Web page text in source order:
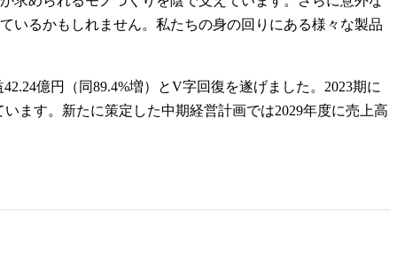
いるかもしれません。私たちの身の回りにある様々な製品
億円（同89.4%増）とV字回復を遂げました。2023期に
ます。新たに策定した中期経営計画では2029年度に売上高